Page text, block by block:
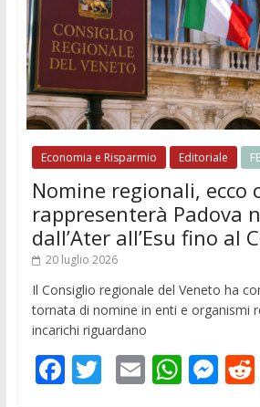
Economia e Risparmio Editoriale
Nomine regionali, ecco
rappresenterà Padova
dall’Ater all’Esu fino al
20 luglio 2026
Il Consiglio regionale del Veneto ha
tornata di nomine in enti e organismi
incarichi riguardano
F T E W M